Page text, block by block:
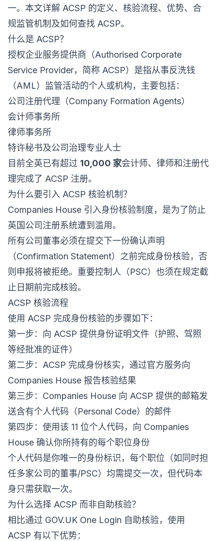
一。本文详解 ACSP 的定义、核验流程、优势、合
规监管机制及如何查找 ACSP。
什么是 ACSP？
授权企业服务提供商（Authorised Corporate
Service Provider，简称 ACSP）是指从事反洗钱
（AML）监管活动的个人或机构，主要包括：
公司注册代理（Company Formation Agents）
会计师事务所
律师事务所
特许秘书及公司治理专业人士
目前全英已有超过 10,000 家会计师、律师和注册代
理完成了 ACSP 注册。
为什么要引入 ACSP 核验机制？
Companies House 引入身份核验制度，是为了防止
英国公司注册系统遭到滥用。
所有公司董事必须在提交下一份确认声明
（Confirmation Statement）之前完成身份核验，否
则申报将被拒绝。重要控制人（PSC）也须在规定截
止日期前完成核验。
ACSP 核验流程
使用 ACSP 完成身份核验的步骤如下：
第一步：向 ACSP 提供身份证明文件（护照、驾照
等经批准的证件）
第二步：ACSP 完成身份核实，通过官方服务向
Companies House 报告核验结果
第三步：Companies House 向 ACSP 提供的邮箱发
送含有个人代码（Personal Code）的邮件
第四步：使用该 11 位个人代码，向 Companies
House 确认你所持有的每个职位身份
个人代码是你唯一的身份标识，每个职位（如同时担
任多家公司的董事/PSC）均需提交一次，但代码本
身只需获取一次。
为什么选择 ACSP 而非自助核验？
相比通过 GOV.UK One Login 自助核验，使用
ACSP 有以下优势：